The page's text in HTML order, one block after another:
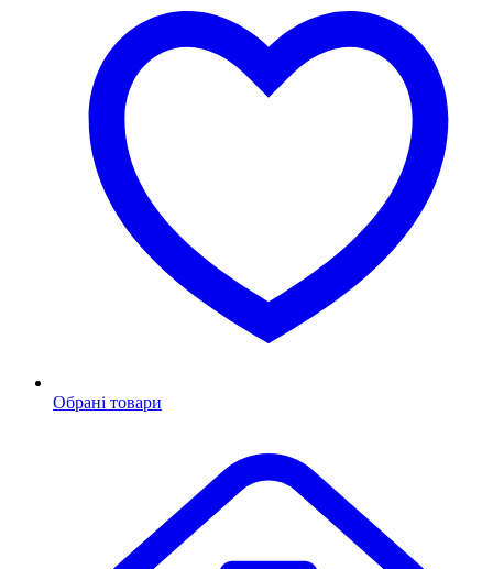
Обрані товари